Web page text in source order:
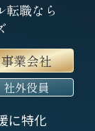
職なら
事業会社
社外役員
に特化